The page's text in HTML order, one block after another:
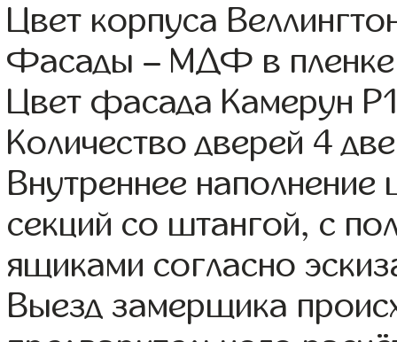
Цвет корпуса
Фасады – МДФ в
Цвет фасада Камерун
Количество дверей 4
Внутреннее
секций со штангой, с
ящиками согласно
Выезд замерщика